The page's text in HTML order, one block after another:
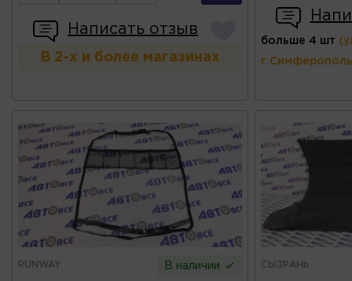
Написать отзыв
В 2-х и более магазинах
больше 4 шт
RUNWAY В наличии СЫЗРАНЬ